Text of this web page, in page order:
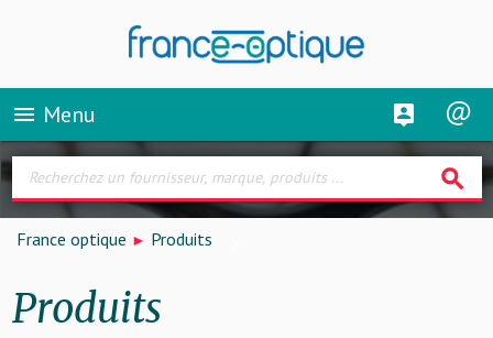
menu Menu
search
France optique Produits
Produits